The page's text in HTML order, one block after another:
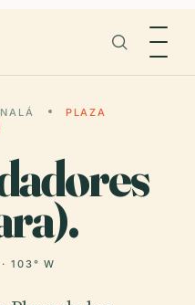
PLAZA
103° W